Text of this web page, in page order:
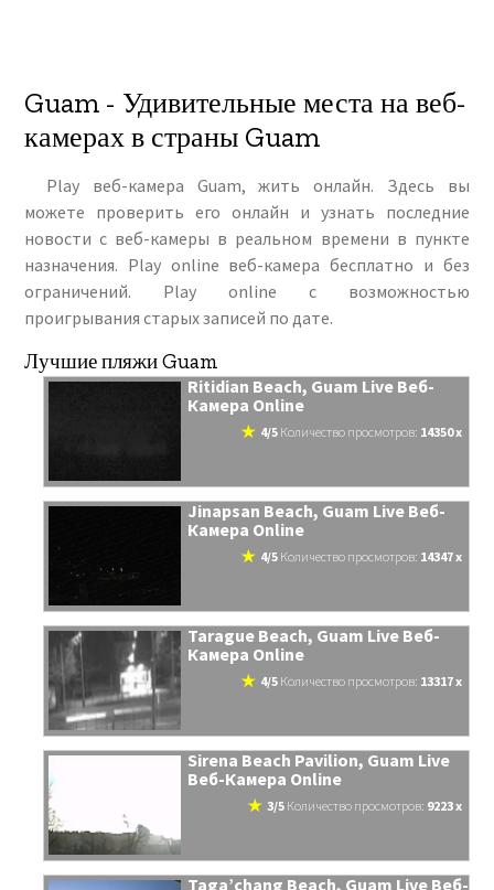
Guam - Удивительные места на веб-
камерах в страны Guam
Play веб-камера Guam, жить онлайн. Здесь вы
можете проверить его онлайн и узнать последние
новости с веб-камеры в реальном времени в пункте
назначения. Play online веб-камера бесплатно и без
ограничений. Play online с возможностью
проигрывания старых записей по дате.
Лучшие пляжи Guam
Ritidian Beach, Guam Live Веб-
Камера Online
4/5 количество просмотров: 14350 x
Jinapsan Beach, Guam Live Веб-
Камера Online
4/5 количество просмотров: 14347 x
Tarague Beach, Guam Live Веб-
Камера Online
4/5 количество просмотров: 13317 x
Sirena Beach Pavilion, Guam Live
Веб-Камера Online
3/5 количество просмотров: 9223 x
Taga’chang Beach, Guam Live Веб-